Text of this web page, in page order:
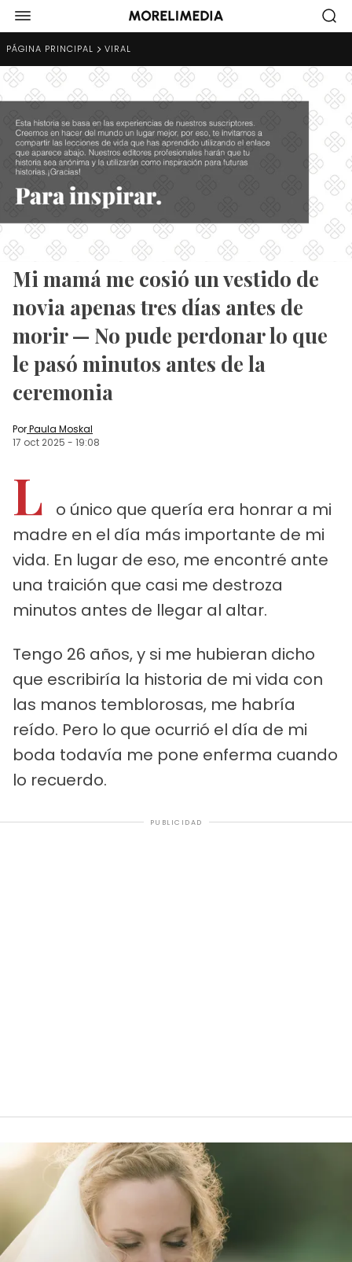
PÁGINA PRINCIPAL VIRAL
Mi mamá me cosió un vestido de
novia apenas tres días antes de
morir — No pude perdonar lo que
le pasó minutos antes de la
ceremonia
PorPaula Moskal
17 oct 2025 - 19:08
L
o único que quería era honrar a mi
madre en el día más importante de mi
vida. En lugar de eso, me encontré ante
una traición que casi me destroza
minutos antes de llegar al altar.
Tengo 26 años, y si me hubieran dicho
que escribiría la historia de mi vida con
las manos temblorosas, me habría
reído. Pero lo que ocurrió el día de mi
boda todavía me pone enferma cuando
lo recuerdo.
PUBLICIDAD